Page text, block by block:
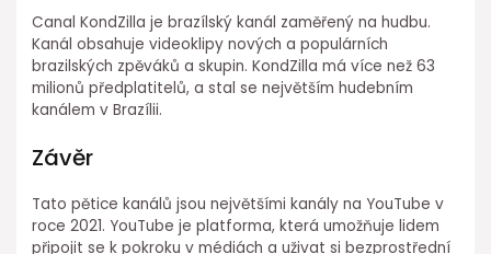
Canal KondZilla je brazílský kanál zaměřený na hudbu.
Kanál obsahuje videoklipy nových a populárních
brazilských zpěváků a skupin. KondZilla má více než 63
milionů předplatitelů, a stal se největším hudebním
kanálem v Brazílii.
Závěr
Tato pětice kanálů jsou největšími kanály na YouTube v
roce 2021. YouTube je platforma, která umožňuje lidem
připojit se k pokroku v médiách a uživat si bezprostřední